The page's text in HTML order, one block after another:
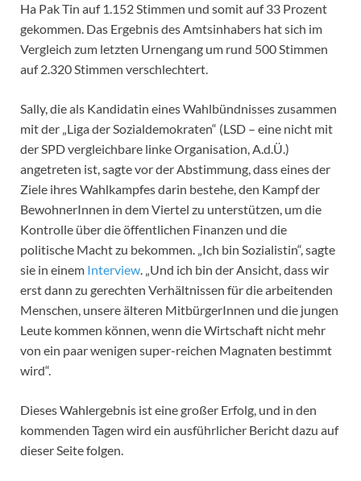
Ha Pak Tin auf 1.152 Stimmen und somit auf 33 Prozent
gekommen. Das Ergebnis des Amtsinhabers hat sich im
Vergleich zum letzten Urnengang um rund 500 Stimmen
auf 2.320 Stimmen verschlechtert.
Sally, die als Kandidatin eines Wahlbündnisses zusammen
mit der „Liga der Sozialdemokraten“ (LSD – eine nicht mit
der SPD vergleichbare linke Organisation, A.d.Ü.)
angetreten ist, sagte vor der Abstimmung, dass eines der
Ziele ihres Wahlkampfes darin bestehe, den Kampf der
BewohnerInnen in dem Viertel zu unterstützen, um die
Kontrolle über die öffentlichen Finanzen und die
politische Macht zu bekommen. „Ich bin Sozialistin“, sagte
sie in einem Interview. „Und ich bin der Ansicht, dass wir
erst dann zu gerechten Verhältnissen für die arbeitenden
Menschen, unsere älteren MitbürgerInnen und die jungen
Leute kommen können, wenn die Wirtschaft nicht mehr
von ein paar wenigen super-reichen Magnaten bestimmt
wird“.
Dieses Wahlergebnis ist eine großer Erfolg, und in den
kommenden Tagen wird ein ausführlicher Bericht dazu auf
dieser Seite folgen.